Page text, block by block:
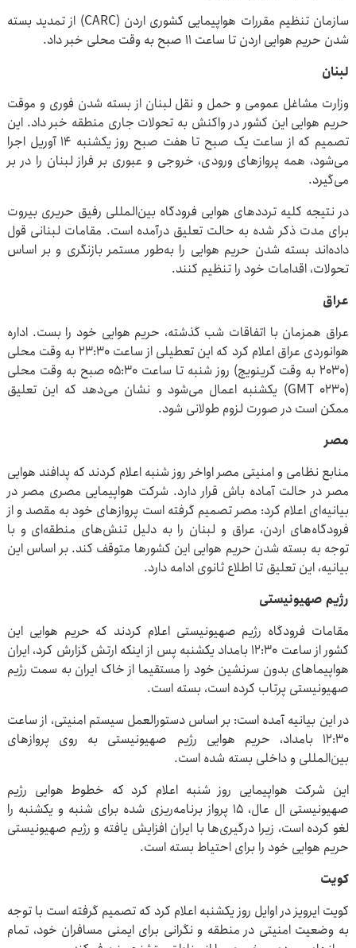
سازمان تنظیم مقررات هواپیمایی کشوری اردن (CARC) از تمدید بسته
شدن حریم هوایی اردن تا ساعت ۱۱ صبح به وقت محلی خبر داد.
لبنان
وزارت مشاغل عمومی و حمل و نقل لبنان از بسته شدن فوری و موقت
حریم هوایی این کشور در واکنش به تحولات جاری منطقه خبر داد. این
تصمیم که از ساعت یک صبح تا هفت صبح روز یکشنبه ۱۴ آوریل اجرا
می‌شود، همه پرواز‌های ورودی، خروجی و عبوری بر فراز لبنان را در بر
می‌گیرد.
در نتیجه کلیه تردد‌های هوایی فرودگاه بین‌المللی رفیق حریری بیروت
برای مدت ذکر شده به حالت تعلیق درآمده است. مقامات لبنانی قول
داده‌اند بسته شدن حریم هوایی را به‌طور مستمر بازنگری و بر اساس
تحولات، اقدامات خود را تنظیم کنند.
عراق
عراق همزمان با اتفاقات شب گذشته، حریم هوایی خود را بست. اداره
هوانوردی عراق اعلام کرد که این تعطیلی از ساعت ۲۳:۳۰ به وقت محلی
(۲۰۳۰ به وقت گرینویچ) روز شنبه تا ساعت ۰۵:۳۰ صبح به وقت محلی
(۰۲۳۰ GMT) یکشنبه اعمال می‌شود و نشان می‌دهد که این تعلیق
ممکن است در صورت لزوم طولانی شود.
مصر
منابع نظامی و امنیتی مصر اواخر روز شنبه اعلام کردند که پدافند هوایی
مصر در حالت آماده باش قرار دارد. شرکت هواپیمایی مصری مصر در
بیانیه‌ای اعلام کرد: مصر تصمیم گرفته است پرواز‌های خود به مقصد و از
فرودگاه‌های اردن، عراق و لبنان را به دلیل تنش‌های منطقه‌ای و با
توجه به بسته شدن حریم هوایی این کشور‌ها متوقف کند. بر اساس این
بیانیه، این تعلیق تا اطلاع ثانوی ادامه دارد.
رژیم صهیونیستی
مقامات فرودگاه رژیم صهیونیستی اعلام کردند که حریم هوایی این
کشور از ساعت ۱۲:۳۰ بامداد یکشنبه پس از اینکه ارتش گزارش کرد، ایران
هواپیما‌های بدون سرنشین خود را مستقیما از خاک ایران به سمت رژیم
صهیونیستی پرتاب کرده است، بسته است.
در این بیانیه آمده است: بر اساس دستورالعمل سیستم امنیتی، از ساعت
۱۲:۳۰ بامداد، حریم هوایی رژیم صهیونیستی به روی پرواز‌های
بین‌المللی و داخلی بسته شده است.
این شرکت هواپیمایی روز شنبه اعلام کرد که خطوط هوایی رژیم
صهیونیستی ال عال، ۱۵ پرواز برنامه‌ریزی شده برای شنبه و یکشنبه را
لغو کرده است، زیرا درگیری‌ها با ایران افزایش یافته و رژیم صهیونیستی
حریم هوایی خود را برای احتیاط بسته است.
کویت
کویت ایرویز در اوایل روز یکشنبه اعلام کرد که تصمیم گرفته است با توجه
به وضعیت امنیتی در منطقه و نگرانی برای ایمنی مسافران خود، تمام